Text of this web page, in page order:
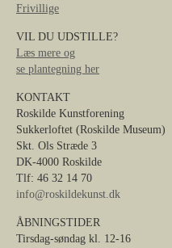
Frivillige
VIL DU UDSTILLE?
Læs mere og
se plantegning her
KONTAKT
Roskilde Kunstforening
Sukkerloftet (Roskilde Museum)
Skt. Ols Stræde 3
DK-4000 Roskilde
Tlf: 46 32 14 70
info@roskildekunst.dk
ÅBNINGSTIDER
Tirsdag-søndag kl. 12-16